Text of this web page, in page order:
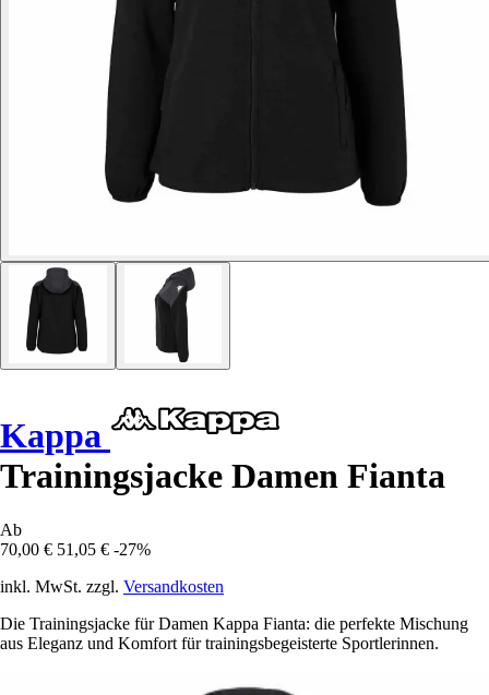
Kappa
Trainingsjacke Damen Fianta
Ab
70,00 € 51,05 € -27%
inkl. MwSt. zzgl. Versandkosten
Die Trainingsjacke für Damen Kappa Fianta: die perfekte Mischung
aus Eleganz und Komfort für trainingsbegeisterte Sportlerinnen.